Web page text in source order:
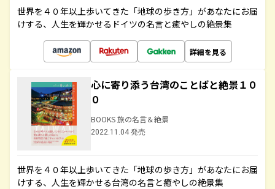
世界を４０年以上歩いてきた「地球の歩き方」があなたにお届
けする、人生を輝かせるドイツの名言と癒やしの絶景集
詳細を見る
心に寄り添う台湾のことばと絶景１０
０
BOOKS 旅の名言＆絶景
2022.11.04 発売
世界を４０年以上歩いてきた「地球の歩き方」があなたにお届
けする、人生を輝かせる台湾の名言と癒やしの絶景集